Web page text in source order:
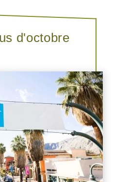
d'octobre